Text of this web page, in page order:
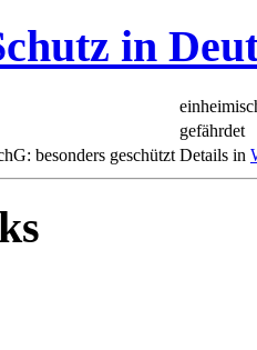
in
gefährdet
besonders geschützt Details in